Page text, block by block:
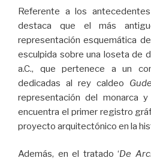
Referente a los
destaca que el más
representación esquemática
esculpida sobre una loseta de
a.C., que pertenece a un
dedicadas al rey caldeo
representación del monarca
encuentra el primer registro
proyecto arquitectónico en la
Además, en el tratado ‘De